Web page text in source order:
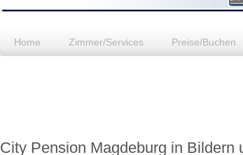
Home Zimmer/Services Preise/Buchen
City Pension Magdeburg in Bildern